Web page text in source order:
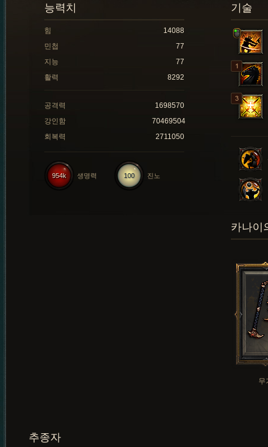
기술
능력치
힘
14088
민첩
77
지능
77
활력
8292
공격력
1698570
강인함
70469504
회복력
2711050
100 진노
954k 생명력
카나이
무
추종자